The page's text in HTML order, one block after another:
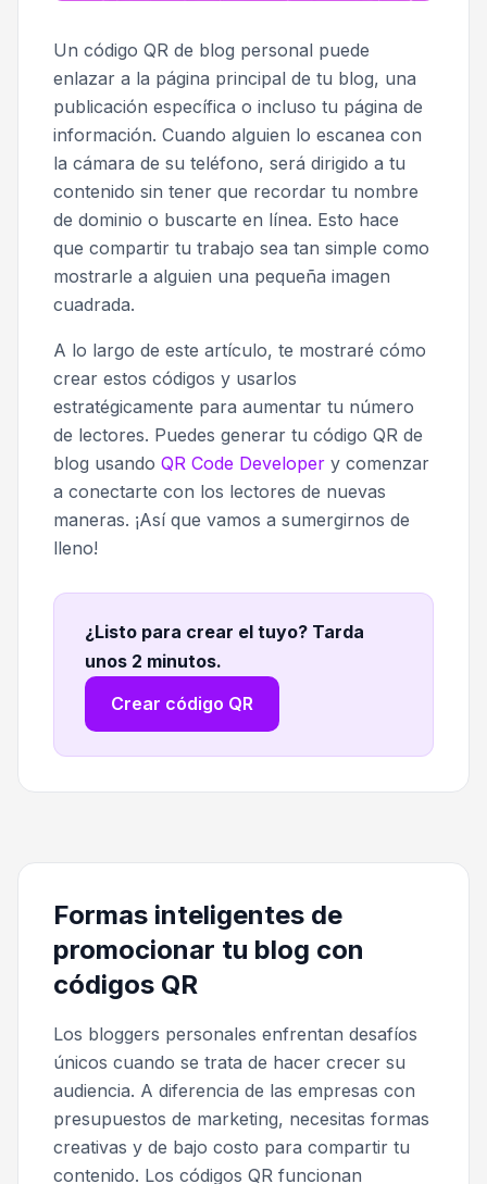
Un código QR de blog personal puede
enlazar a la página principal de tu blog, una
publicación específica o incluso tu página de
información. Cuando alguien lo escanea con
la cámara de su teléfono, será dirigido a tu
contenido sin tener que recordar tu nombre
de dominio o buscarte en línea. Esto hace
que compartir tu trabajo sea tan simple como
mostrarle a alguien una pequeña imagen
cuadrada.
A lo largo de este artículo, te mostraré cómo
crear estos códigos y usarlos
estratégicamente para aumentar tu número
de lectores. Puedes generar tu código QR de
blog usando QR Code Developer y comenzar
a conectarte con los lectores de nuevas
maneras. ¡Así que vamos a sumergirnos de
lleno!
¿Listo para crear el tuyo? Tarda
unos 2 minutos.
Crear código QR
Formas inteligentes de
promocionar tu blog con
códigos QR
Los bloggers personales enfrentan desafíos
únicos cuando se trata de hacer crecer su
audiencia. A diferencia de las empresas con
presupuestos de marketing, necesitas formas
creativas y de bajo costo para compartir tu
contenido. Los códigos QR funcionan